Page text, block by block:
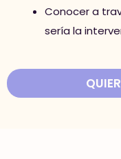
Conocer a
sería la